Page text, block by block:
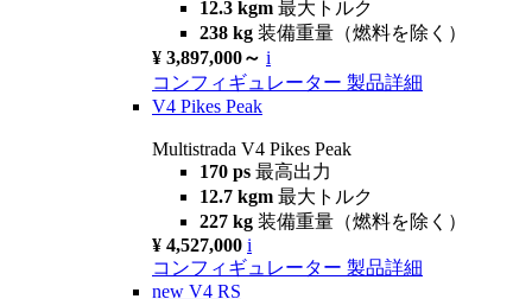
12.3 kgm 最大トルク
238 kg 装備重量（燃料を除く）
¥ 3,897,000～ i
コンフィギュレーター 製品詳細
V4 Pikes Peak
Multistrada V4 Pikes Peak
170 ps 最高出力
12.7 kgm 最大トルク
227 kg 装備重量（燃料を除く）
¥ 4,527,000 i
コンフィギュレーター 製品詳細
new V4 RS